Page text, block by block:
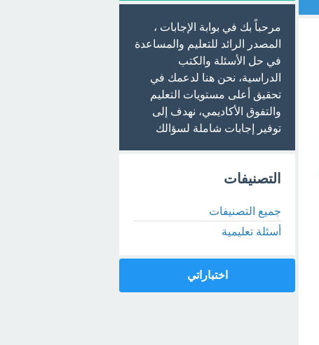
مرحباً بك في بوابة الإجابات ،
المصدر الرائد للتعليم والمساعدة
في حل الأسئلة والكتب
الدراسية، نحن هنا لدعمك في
تحقيق أعلى مستويات التعليم
والتفوق الأكاديمي، نهدف إلى
توفير إجابات شاملة لسؤالك
التصنيفات
جميع التصنيفات
أسئلة تعليمية
اختباراتي